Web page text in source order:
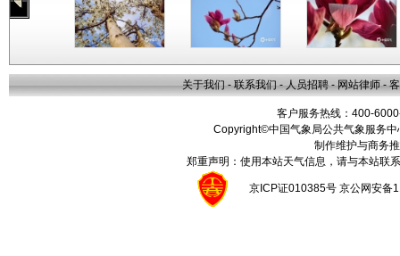
关于我们 - 联系我们 - 人员招聘 - 网站律师 -
客户服务热线：400-
Copyright©中国气象局公共气象服务
制作维护与商务
郑重声明：使用本站天气信息，请与本站联
京ICP证010385号 京公网安备